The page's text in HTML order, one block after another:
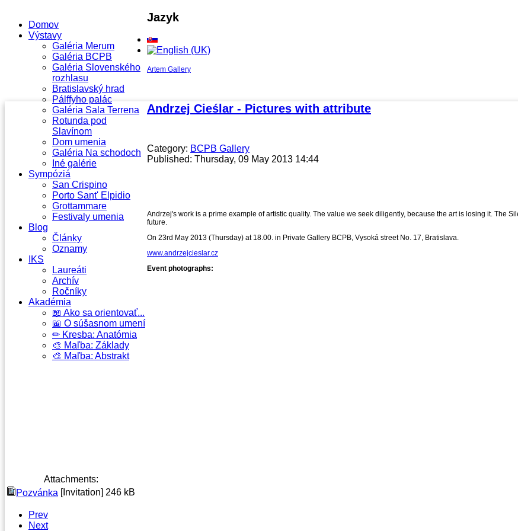
Domov
Výstavy
Galéria Merum
Galéria BCPB
Galéria Slovenského
rozhlasu
Bratislavský hrad
Pálffyho palác
Galéria Sala Terrena
Rotunda pod
Slavínom
Dom umenia
Galéria Na schodoch
Iné galérie
Sympóziá
San Crispino
Porto Sant' Elpidio
Grottammare
Festivaly umenia
Blog
Články
Oznamy
IKS
Laureáti
Archív
Ročníky
Akadémia
📖 Ako sa orientovať...
📖 O súšasnom umení
✏ Kresba: Anatómia
🎨 Maľba: Základy
🎨 Maľba: Abstrakt
Jazyk
Artem Gallery
Andrzej Cieślar - Pictures with attribute
Category: BCPB Gallery
Published: Thursday, 09 May 2013 14:44
Andrzej's work is a prime example of artistic quality. The value we seek diligently, because the art is losing it. The
future.
On 23rd May 2013 (Thursday) at 18.00. in Private Gallery BCPB, Vysoká street No. 17, Bratislava.
www.andrzejcieslar.cz
Event photographs:
Attachments:
Pozvánka [Invitation] 246 kB
Prev
Next